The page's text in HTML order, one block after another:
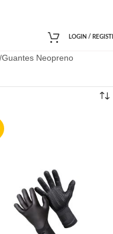
LOGIN /
Guantes Neopreno